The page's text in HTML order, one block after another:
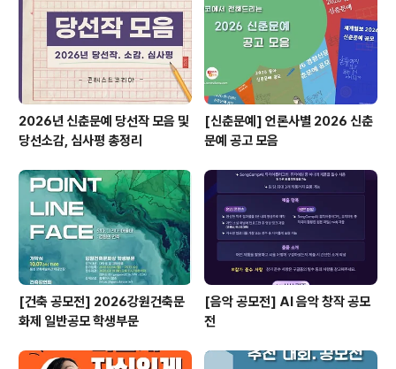
백 (테두리 불가, 규격위반시 심사 제외) ◎ 접 수 처군산시
축동1길 6-3 (수송동) 피렌체빌딩2F (사)사협군산지
부 ◎ ..
2026년 신춘문예 당선작 모음 및
당선소감, 심사평 총정리
[신춘문예] 언론사별 2026 신춘
문예 공고 모음
[건축 공모전] 2026강원건축문
화제 일반공모 학생부문
[음악 공모전] AI 음악 창작 공모
전